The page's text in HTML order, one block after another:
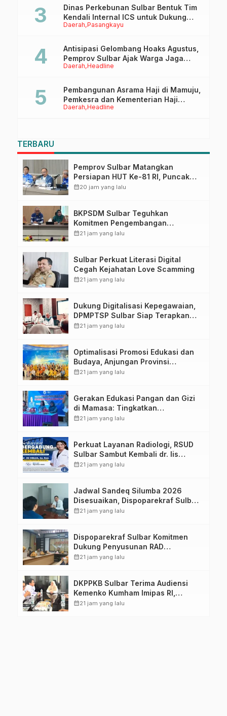
Daerah Pasangkayu
Dinas Perkebunan Sulbar Bentuk Tim
Kendali Internal ICS untuk Dukung
Sertifikasi ISPO Pekebun di
Daerah Headline
Antisipasi Gelombang Hoaks Agustus,
Pemprov Sulbar Ajak Warga Jaga
Ruang Digital
Daerah Headline
Pembangunan Asrama Haji di Mamuju,
Pemkesra dan Kementerian Haji
Sulbar Tinjau Lokasi
TERBARU
Pemprov Sulbar Matangkan
Persiapan HUT Ke-81 RI, Puncak
Upacara di Lapangan Ahmad
calendar_month20 jam yang lalu
BKPSDM Sulbar Teguhkan
Komitmen Pengembangan
Kompetensi ASN melalui
calendar_month21 jam yang lalu
Sulbar Perkuat Literasi Digital
Cegah Kejahatan Love Scamming
calendar_month21 jam yang lalu
Dukung Digitalisasi Kepegawaian,
DPMPTSP Sulbar Siap Terapkan
Aplikasi FLEKSI ASN
calendar_month21 jam yang lalu
Optimalisasi Promosi Edukasi dan
Budaya, Anjungan Provinsi
Sulawesi Barat Perkuat Kolaborasi
calendar_month21 jam yang lalu
Gerakan Edukasi Pangan dan Gizi
di Mamasa: Tingkatkan
Pengetahuan dan Keterampilan
calendar_month21 jam yang lalu
Perkuat Layanan Radiologi, RSUD
Sulbar Sambut Kembali dr. Iis
Imelda, Sp.Rad
calendar_month21 jam yang lalu
Jadwal Sandeq Silumba 2026
Disesuaikan, Dispoparekraf Sulbar
Pastikan Persiapan Tetap
calendar_month21 jam yang lalu
Dispoparekraf Sulbar Komitmen
Dukung Penyusunan RAD
TPB/SDGs Sulawesi Barat
calendar_month21 jam yang lalu
DKPPKB Sulbar Terima Audiensi
Kemenko Kumham Imipas RI,
Perkuat Pelayanan Kesehatan bagi
calendar_month21 jam yang lalu